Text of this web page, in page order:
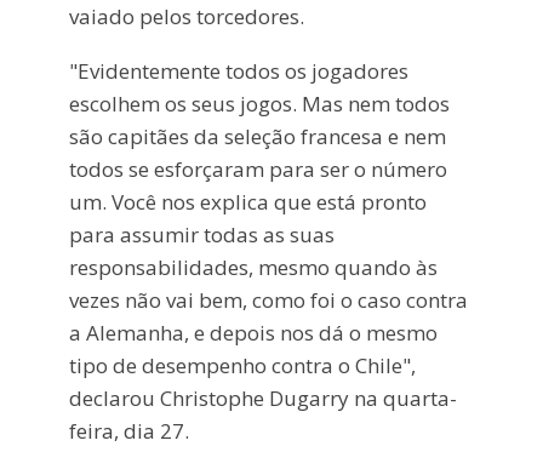
vaiado pelos torcedores.
"Evidentemente todos os jogadores
escolhem os seus jogos. Mas nem todos
são capitães da seleção francesa e nem
todos se esforçaram para ser o número
um. Você nos explica que está pronto
para assumir todas as suas
responsabilidades, mesmo quando às
vezes não vai bem, como foi o caso contra
a Alemanha, e depois nos dá o mesmo
tipo de desempenho contra o Chile",
declarou Christophe Dugarry na quarta-
feira, dia 27.